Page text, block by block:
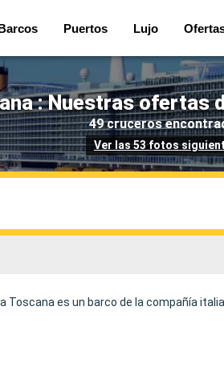
Puertos Lujo
: Nuestras ofertas
49 cruceros
Ver las 53 fotos
Toscana es un barco de la compañía